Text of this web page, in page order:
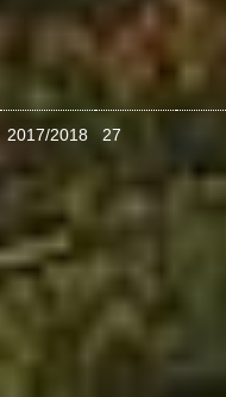
2017/2018 27